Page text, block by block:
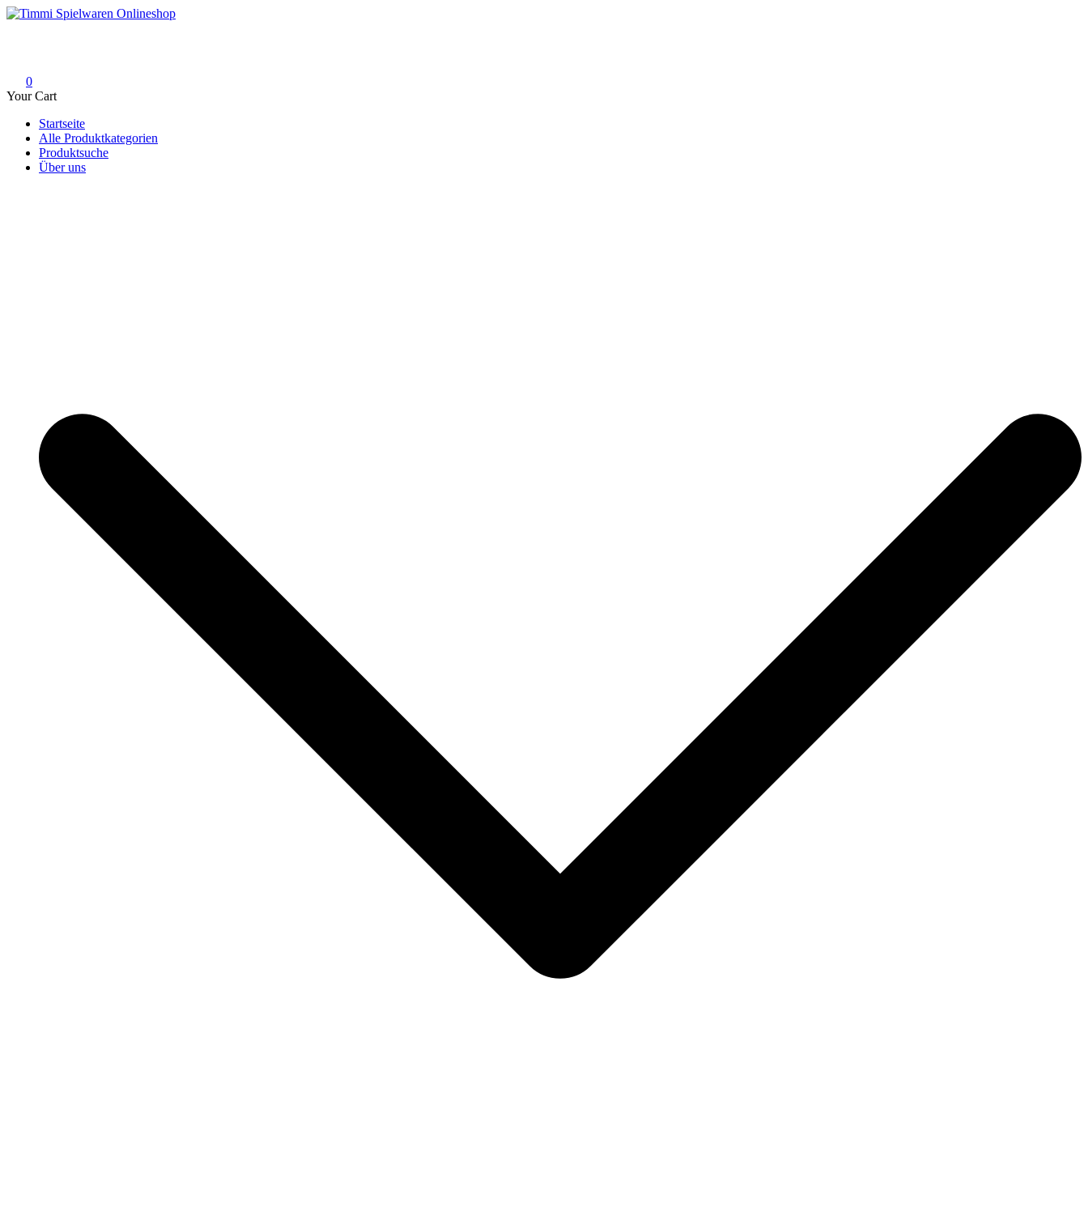
Skip
0
Your Cart
Startseite
Alle Produktkategorien
Produktsuche
Über uns